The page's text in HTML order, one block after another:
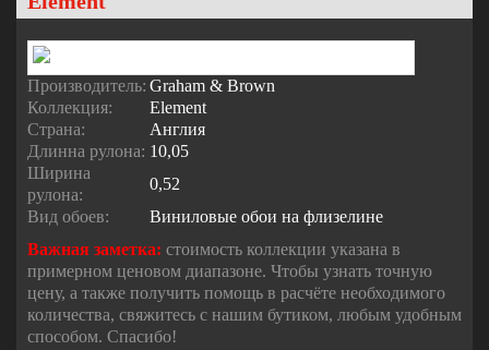
Производитель: Graham & Brown
Коллекция:
Element
Страна:
Англия
Длинна рулона: 10,05
Ширина
рулона:
0,52
Вид обоев:
Виниловые обои на флизелине
Важная заметка: стоимость коллекции указана в
примерном ценовом диапазоне. Чтобы узнать точную
цену, а также получить помощь в расчёте необходимого
количества, свяжитесь с нашим бутиком, любым удобным
способом. Спасибо!